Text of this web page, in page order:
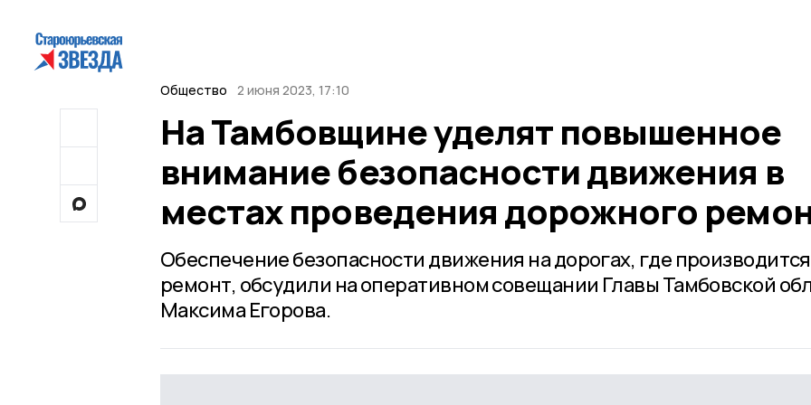
Общество 2 июня 2023, 17:10
На Тамбовщине уделят повышенное
внимание безопасности движения в
местах проведения дорожного
Обеспечение безопасности движения на дорогах, где производится
ремонт, обсудили на оперативном совещании Главы Тамбовской
Максима Егорова.